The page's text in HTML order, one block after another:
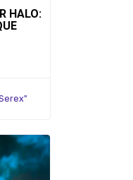
HALO:
5